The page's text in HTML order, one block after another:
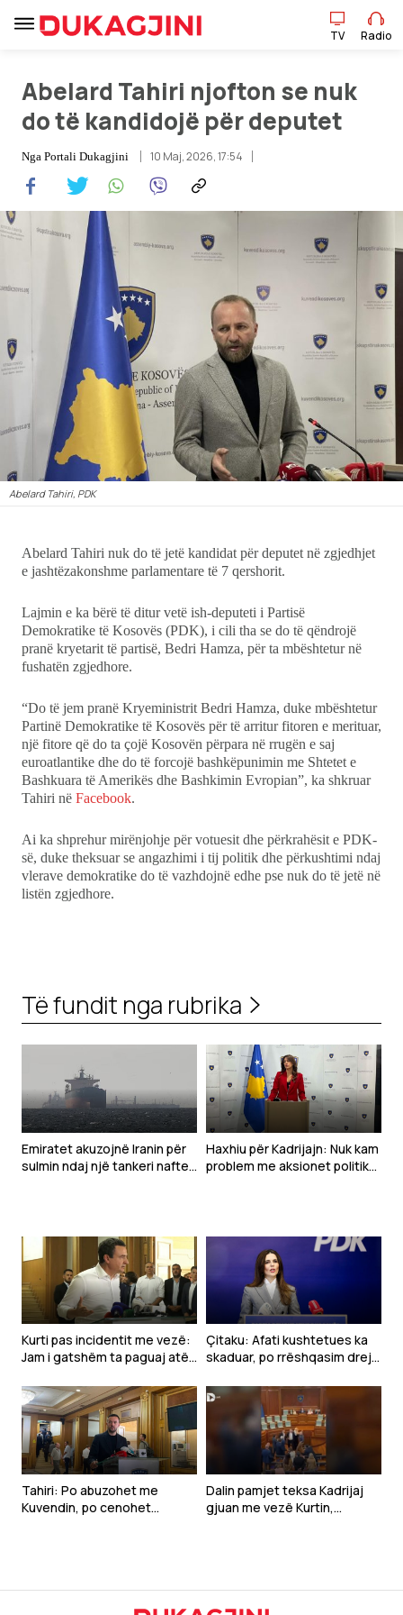
Lajme
Sport
Pikëpamje
Art Jete
Kulturë
Showbiz
Ekonomi
Teknologji
DuVideo
TV Radio
Abelard Tahiri njofton se nuk
do të kandidojë për deputet
Nga Portali Dukagjini 10 Maj, 2026, 17:54
Abelard Tahiri, PDK
Abelard Tahiri nuk do të jetë kandidat për deputet në zgjedhjet
e jashtëzakonshme parlamentare të 7 qershorit.
Lajmin e ka bërë të ditur vetë ish-deputeti i Partisë
Demokratike të Kosovës (PDK), i cili tha se do të qëndrojë
pranë kryetarit të partisë, Bedri Hamza, për ta mbështetur në
fushatën zgjedhore.
“Do të jem pranë Kryeministrit Bedri Hamza, duke mbështetur
Partinë Demokratike të Kosovës për të arritur fitoren e merituar,
një fitore që do ta çojë Kosovën përpara në rrugën e saj
euroatlantike dhe do të forcojë bashkëpunimin me Shtetet e
Bashkuara të Amerikës dhe Bashkimin Evropian”, ka shkruar
Tahiri në Facebook.
Ai ka shprehur mirënjohje për votuesit dhe përkrahësit e PDK-
së, duke theksuar se angazhimi i tij politik dhe përkushtimi ndaj
vlerave demokratike do të vazhdojnë edhe pse nuk do të jetë në
listën zgjedhore.
Të fundit nga rubrika
Emiratet akuzojnë Iranin për
sulmin ndaj një tankeri nafte
Haxhiu për Kadrijajn: Nuk kam
problem me aksionet politike
Kurti pas incidentit me vezë:
Jam i gatshëm ta paguaj atë
Çitaku: Afati kushtetues ka
skaduar, po rrëshqasim drejt
Tahiri: Po abuzohet me
Kuvendin, po cenohet
Dalin pamjet teksa Kadrijaj
gjuan me vezë Kurtin,